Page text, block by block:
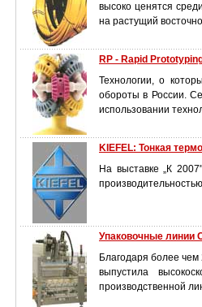
высоко ценятся
на растущий
RP - Rapid
Технологии, о
обороты в России.
использовании
KIEFEL: Тонкая
На выставке „К
Упаковочные линии
Благодаря более
выпустила
производственной